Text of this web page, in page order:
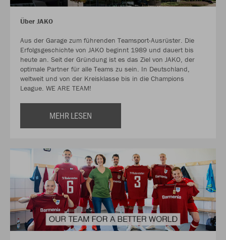
Über JAKO
Aus der Garage zum führenden Teamsport-Ausrüster. Die
Erfolgsgeschichte von JAKO beginnt 1989 und dauert bis
heute an. Seit der Gründung ist es das Ziel von JAKO, der
optimale Partner für alle Teams zu sein. In Deutschland,
weltweit und von der Kreisklasse bis in die Champions
League. WE ARE TEAM!
MEHR LESEN